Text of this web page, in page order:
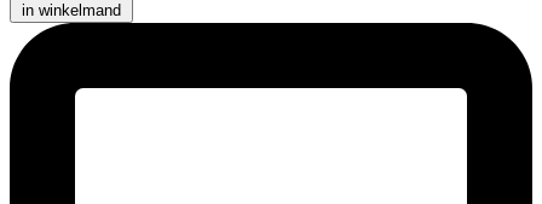
in winkelmand